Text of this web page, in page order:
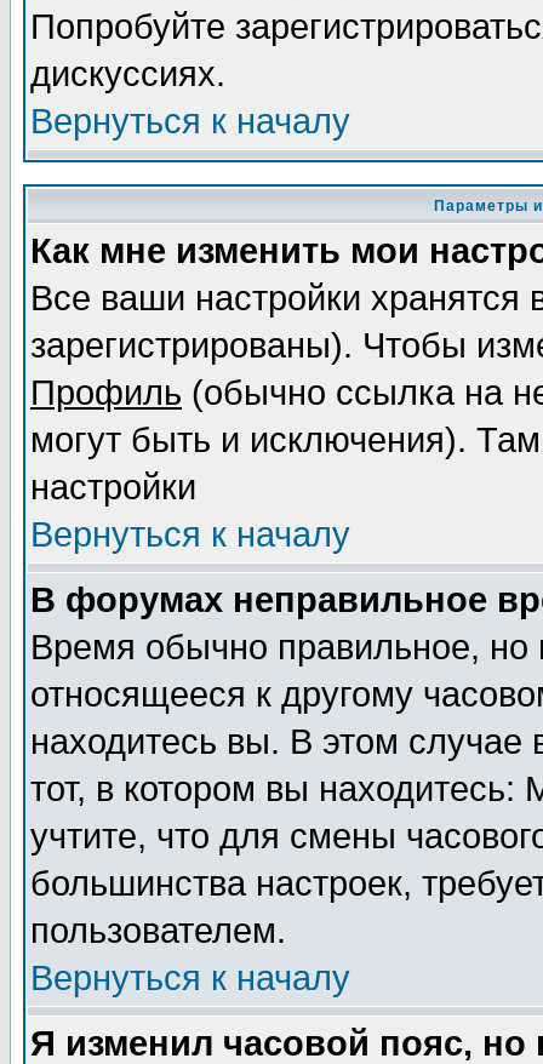
Попробуйте
дискуссиях.
Вернуться к началу
Параметры
Как мне изменить мои
Все ваши настройки
зарегистрированы). Чтобы
Профиль (обычно ссылка на
могут быть и исключения).
настройки
Вернуться к началу
В форумах неправильное
Время обычно правильное,
относящееся к другому
находитесь вы. В этом
тот, в котором вы
учтите, что для смены
большинства настроек,
пользователем.
Вернуться к началу
Я изменил часовой пояс,